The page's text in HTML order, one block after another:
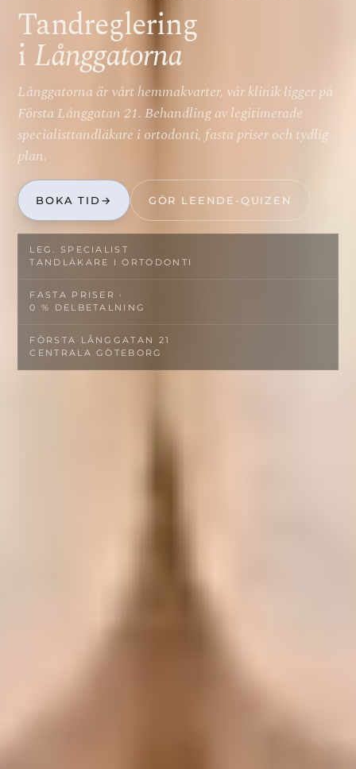
Tandreglering
iLånggatorna
Långgatorna är vårt hemmakvarter, vår klinik ligger på
Första Långgatan 21. Behandling av legitimerade
specialisttandläkare i ortodonti, fasta priser och tydlig
plan.
BOKA TID → GÖR LEENDE-QUIZEN
LEG. SPECIALIST­
TANDLÄKARE I ORTODONTI
FASTA PRISER ·
0 % DELBETALNING
FÖRSTA LÅNGGATAN 21
CENTRALA GÖTEBORG